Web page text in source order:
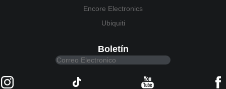
Encore Electronics
Ubiquiti
Boletín